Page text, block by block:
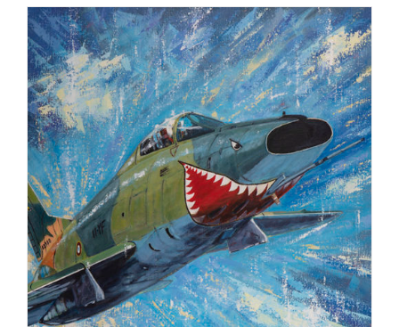
plusieurs
variations.
Les
options
peuvent
être
choisies
sur
la
page
du
produit